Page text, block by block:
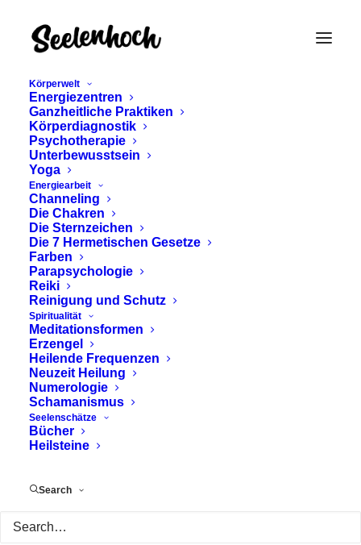
Körperwelt
Energiezentren
Ganzheitliche Praktiken
Körperdiagnostik
Psychotherapie
Unterbewusstsein
Yoga
Energiearbeit
Channeling
Die Chakren
Die Sternzeichen
Die 7 Hermetischen Gesetze
Farben
Parapsychologie
Reiki
Reinigung und Schutz
Spiritualität
Meditationsformen
Erzengel
Heilende Frequenzen
Neuzeit Heilung
Numerologie
Schamanismus
Seelenschätze
Bücher
Heilsteine
Search
SEELENSTERN
CHAKRA – VYAPINI -
URSPRUNG DES
SEINS